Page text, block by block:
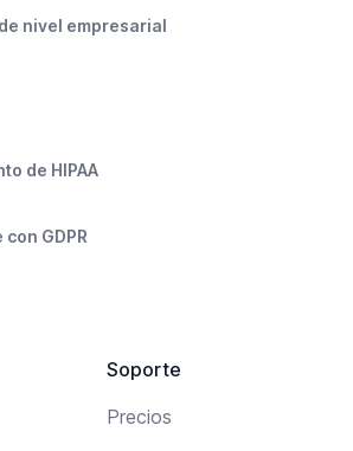
nivel empresarial
de HIPAA
GDPR
Soporte
Precios